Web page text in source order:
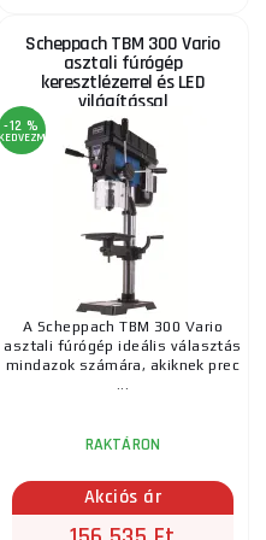
MEGVENNI 117 790 Ft
1516B/230 Proma
224 155 Ft
Asztali fúró világítással és
160 310 Ft
Vario asztali fúrógép
129 920 Ft
Scheppach TBM 300 Vario
asztali fúrógép
keresztlézerrel és LED
világítással
-12 %
A Scheppach TBM 300 Vario
asztali fúrógép ideális választás
mindazok számára, akiknek prec
...
RAKTÁRON
Akciós ár